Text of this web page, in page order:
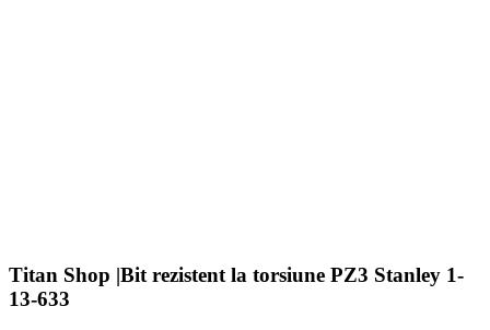
Titan Shop |Bit rezistent la torsiune PZ3 Stanley 1-
13-633